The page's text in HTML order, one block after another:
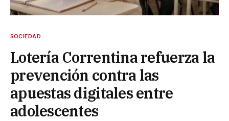
SOCIEDAD
Lotería Correntina refuerza la
prevención contra las
apuestas digitales entre
adolescentes